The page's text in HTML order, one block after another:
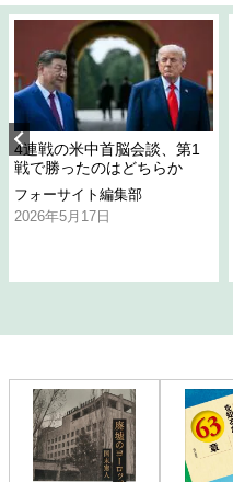
4連戦の米中首脳会談、第1
戦で勝ったのはどちらか
フォーサイト編集部
2026年5月17日